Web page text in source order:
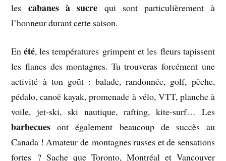
les cabanes à sucre qui sont particulièrement à
l’honneur durant cette saison.
Enété, les températures grimpent et les fleurs tapissent
les flancs des montagnes. Tu trouveras forcément une
activité à ton goût : balade, randonnée, golf, pêche,
pédalo, canoë kayak, promenade à vélo, VTT, planche à
voile, jet-ski, ski nautique, rafting, kite-surf… Les
barbecues ont également beaucoup de succès au
Canada ! Amateur de montagnes russes et de sensations
fortes ? Sache que Toronto, Montréal et Vancouver